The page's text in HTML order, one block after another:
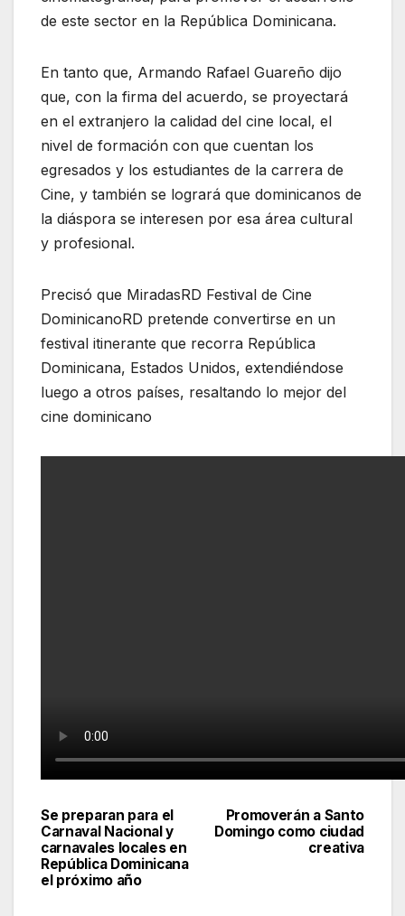
de este sector en la República Dominicana.
En tanto que, Armando Rafael Guareño dijo
que, con la firma del acuerdo, se proyectará
en el extranjero la calidad del cine local, el
nivel de formación con que cuentan los
egresados y los estudiantes de la carrera de
Cine, y también se logrará que dominicanos de
la diáspora se interesen por esa área cultural
y profesional.
Precisó que MiradasRD Festival de Cine
DominicanoRD pretende convertirse en un
festival itinerante que recorra República
Dominicana, Estados Unidos, extendiéndose
luego a otros países, resaltando lo mejor del
cine dominicano
Navegación
de
entradas
Promoverán a Santo
Domingo como ciudad
creativa
Se preparan para el
Carnaval Nacional y
carnavales locales en
República Dominicana
el próximo año